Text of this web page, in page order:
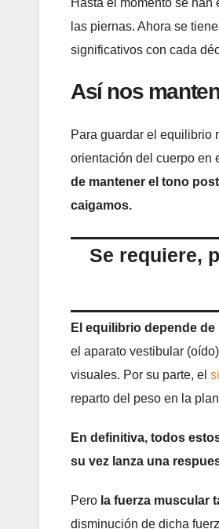
las piernas. Ahora se
significativos con cada
Así nos
Para guardar el equilibrio
orientación del cuerpo en
de mantener el tono
caigamos.
Se requiere,
El equilibrio depende
el aparato vestibular
visuales. Por su parte, el
reparto del peso en la
En definitiva, todos
su vez lanza una
Pero la fuerza muscular
disminución de dicha